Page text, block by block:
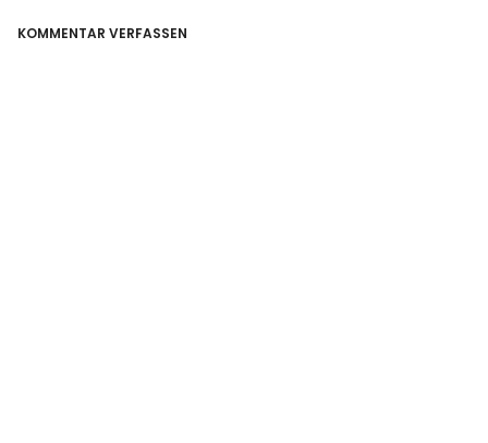
KOMMENTAR VERFASSEN